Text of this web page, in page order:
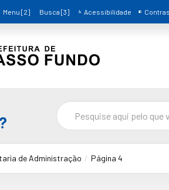
Menu [2] Busca [3] Acessibilidade
de Administração Página 4